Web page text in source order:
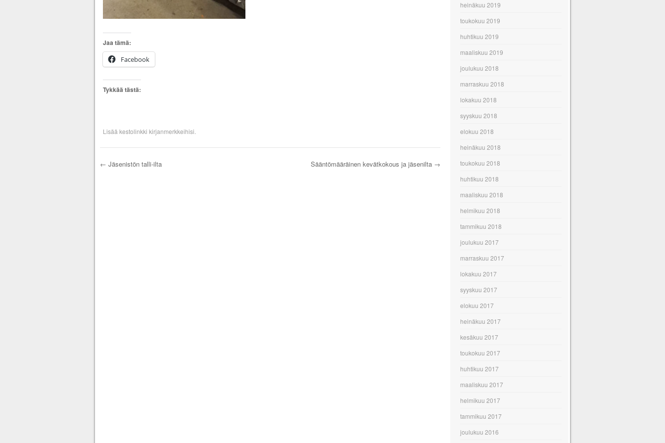
Jaa tämä:
Facebook
Tykkää tästä:
Lisää kestolinkki kirjanmerkkeihisi.
← Jäsenistön talli-ilta Sääntömääräinen kevätkokous ja jäsenilta →
heinäkuu 2019
toukokuu 2019
huhtikuu 2019
maaliskuu 2019
joulukuu 2018
marraskuu 2018
lokakuu 2018
syyskuu 2018
elokuu 2018
heinäkuu 2018
toukokuu 2018
huhtikuu 2018
maaliskuu 2018
helmikuu 2018
tammikuu 2018
joulukuu 2017
marraskuu 2017
lokakuu 2017
syyskuu 2017
elokuu 2017
heinäkuu 2017
kesäkuu 2017
toukokuu 2017
huhtikuu 2017
maaliskuu 2017
helmikuu 2017
tammikuu 2017
joulukuu 2016